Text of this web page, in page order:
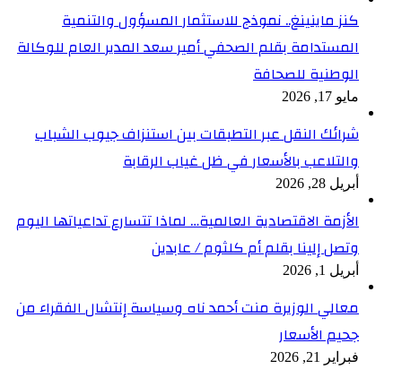
كنز ماينينغ.. نموذج للاستثمار المسؤول والتنمية
المستدامة بقلم الصحفي أمير سعد المدير العام للوكالة
الوطنية للصحافة
مايو 17, 2026
شرائك النقل عبر التطبقات بين استنزاف جيوب الشباب
والتلاعب بالأسعار في ظل غياب الرقابة
أبريل 28, 2026
الأزمة الاقتصادية العالمية… لماذا تتسارع تداعياتها اليوم
وتصل إلينا بقلم أم كلثوم / عابدين
أبريل 1, 2026
معالي الوزيرة منت أحمد ناه وسياسة إنتشال الفقراء من
جحيم الأسعار
فبراير 21, 2026